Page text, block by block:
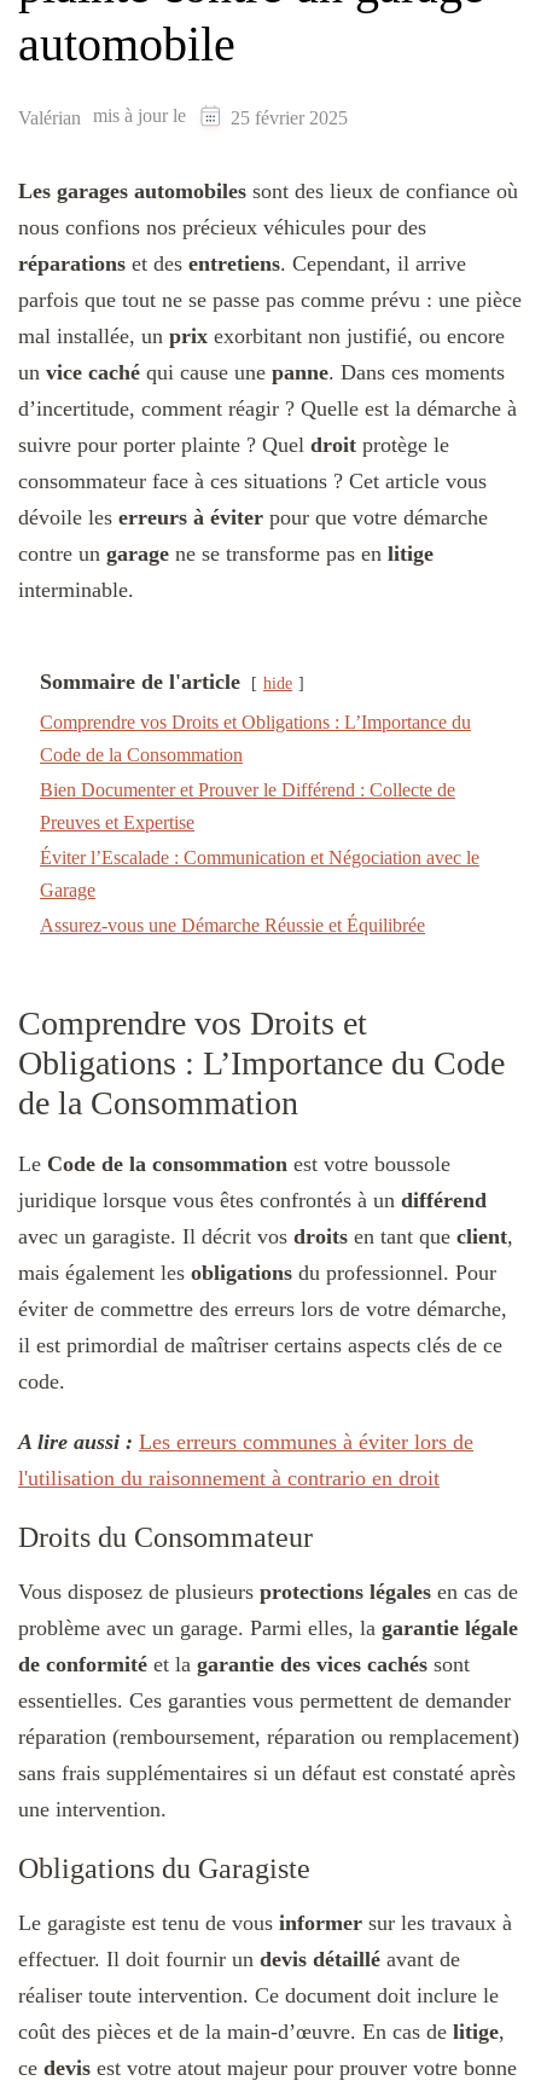
automobile
Valérian mis à jour le 25 février 2025
Les garages automobiles sont des lieux de confiance où
nous confions nos précieux véhicules pour des
réparations et des entretiens. Cependant, il arrive
parfois que tout ne se passe pas comme prévu : une pièce
mal installée, un prix exorbitant non justifié, ou encore
un vice caché qui cause une panne. Dans ces moments
d’incertitude, comment réagir ? Quelle est la démarche à
suivre pour porter plainte ? Quel droit protège le
consommateur face à ces situations ? Cet article vous
dévoile les erreurs à éviter pour que votre démarche
contre un garage ne se transforme pas en litige
interminable.
Sommaire de l'article hide
Comprendre vos Droits et Obligations : L’Importance du
Code de la Consommation
Bien Documenter et Prouver le Différend : Collecte de
Preuves et Expertise
Éviter l’Escalade : Communication et Négociation avec le
Garage
Assurez-vous une Démarche Réussie et Équilibrée
Comprendre vos Droits et
Obligations : L’Importance du Code
de la Consommation
Le Code de la consommation est votre boussole
juridique lorsque vous êtes confrontés à un différend
avec un garagiste. Il décrit vos droits en tant que client,
mais également les obligations du professionnel. Pour
éviter de commettre des erreurs lors de votre démarche,
il est primordial de maîtriser certains aspects clés de ce
code.
A lire aussi : Les erreurs communes à éviter lors de
l'utilisation du raisonnement à contrario en droit
Droits du Consommateur
Vous disposez de plusieurs protections légales en cas de
problème avec un garage. Parmi elles, la garantie légale
de conformité et la garantie des vices cachés sont
essentielles. Ces garanties vous permettent de demander
réparation (remboursement, réparation ou remplacement)
sans frais supplémentaires si un défaut est constaté après
une intervention.
Obligations du Garagiste
Le garagiste est tenu de vous informer sur les travaux à
effectuer. Il doit fournir un devis détaillé avant de
réaliser toute intervention. Ce document doit inclure le
coût des pièces et de la main-d’œuvre. En cas de litige,
ce devis est votre atout majeur pour prouver votre bonne